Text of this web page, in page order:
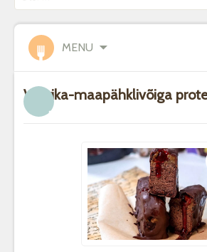
MENU
Vaarika-maapähklivõiga